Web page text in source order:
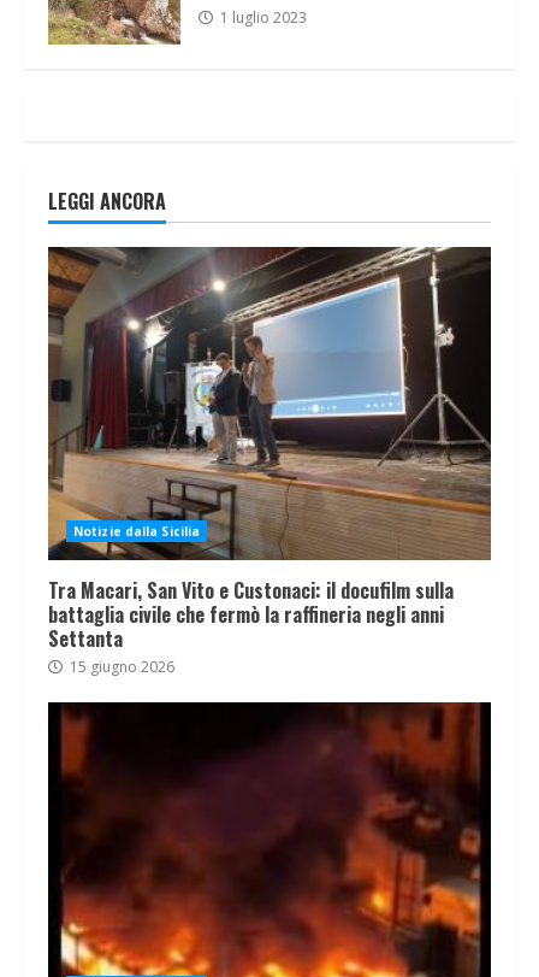
1 luglio 2023
LEGGI ANCORA
Notizie dalla Sicilia
Tra Macari, San Vito e Custonaci: il docufilm sulla
battaglia civile che fermò la raffineria negli anni
Settanta
15 giugno 2026